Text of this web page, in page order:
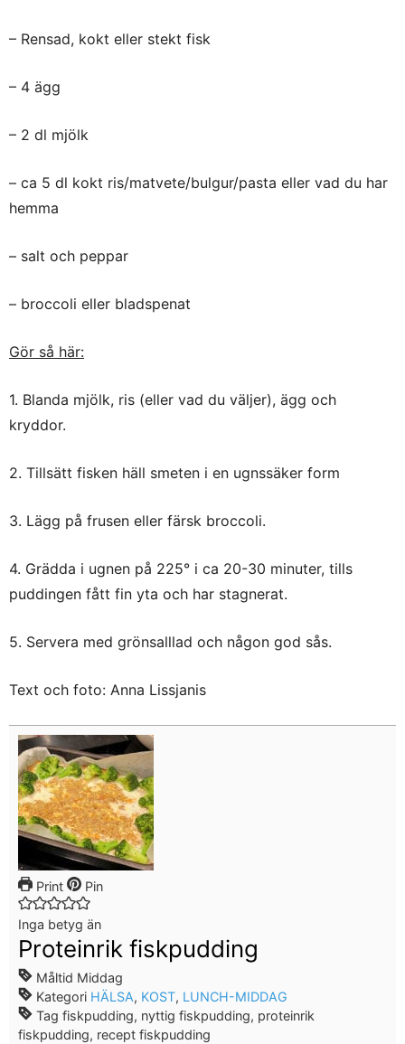
– Rensad, kokt eller stekt fisk
– 4 ägg
– 2 dl mjölk
– ca 5 dl kokt ris/matvete/bulgur/pasta eller vad du har
hemma
– salt och peppar
– broccoli eller bladspenat
Gör så här:
1. Blanda mjölk, ris (eller vad du väljer), ägg och
kryddor.
2. Tillsätt fisken häll smeten i en ugnssäker form
3. Lägg på frusen eller färsk broccoli.
4. Grädda i ugnen på 225° i ca 20-30 minuter, tills
puddingen fått fin yta och har stagnerat.
5. Servera med grönsalllad och någon god sås.
Text och foto: Anna Lissjanis
Print Pin
Inga betyg än
Proteinrik fiskpudding
Måltid Middag
Kategori HÄLSA, KOST, LUNCH-MIDDAG
Tag fiskpudding, nyttig fiskpudding, proteinrik
fiskpudding, recept fiskpudding